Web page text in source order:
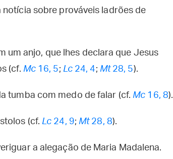
sobre prováveis ladrões de
um anjo, que lhes declara que Jesus
(cf. Mc16, 5; Lc24, 4; Mt28, 5).
tumba com medo de falar (cf.Mc 16, 8).
(cf. Lc 24, 9;Mt28, 8).
a alegação de Maria Madalena.